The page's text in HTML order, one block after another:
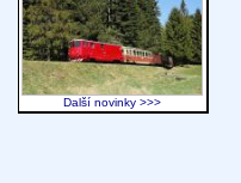
Další novinky >>>